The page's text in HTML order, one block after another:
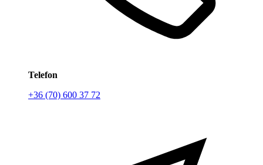
Telefon
+36 (70) 600 37 72